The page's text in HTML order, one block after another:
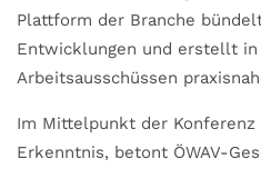
Plattform der Branche
Entwicklungen und erstellt in
Arbeitsausschüssen
Im Mittelpunkt der
Erkenntnis, betont ÖWAV-